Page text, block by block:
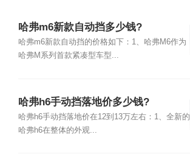
哈弗m6新款自动挡多少钱?
哈弗m6新款自动挡的价格如下：1、哈弗M6作为
哈弗M系列首款紧凑型车型...
哈弗h6手动挡落地价多少钱?
哈弗h6手动挡落地价在12到13万左右：1、全新的
哈弗h6在整体的外观...